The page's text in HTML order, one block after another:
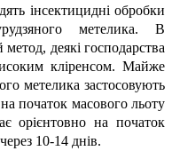
інсектицидні обробки
метелика. В
деякі господарства
кліренсом. Майже
метелика застосовують
початок масового льоту
орієнтовно на початок
10-14 днів.